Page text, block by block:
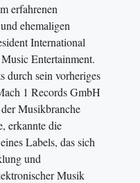
erfahrenen
ehemaligen
International
Entertainment.
durch sein vorheriges
1 Records GmbH
Musikbranche
erkannte die
Labels, das sich
und
Musik